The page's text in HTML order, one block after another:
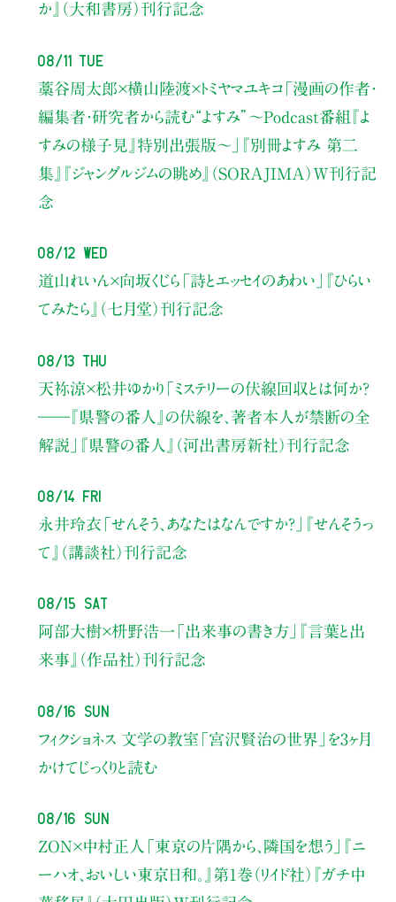
か』（大和書房）刊行記念
08/11 Tue
藁谷周太郎×横山陸渡×トミヤマユキコ「漫画の作者・
編集者・研究者から読む“よすみ” 〜Podcast番組『よ
すみの様子見』特別出張版〜」
『別冊よすみ 第二
集』『ジャングルジムの眺め』（SORAJIMA）W刊行記
念
08/12 Wed
道山れいん×向坂くじら 「詩とエッセイのあわい」
『ひらい
てみたら』（七月堂）刊行記念
08/13 Thu
天祢涼×松井ゆかり 「ミステリーの伏線回収とは何か？
――『県警の番人』の伏線を、著者本人が禁断の全
解説」
『県警の番人』（河出書房新社）刊行記念
08/14 Fri
永井玲衣 「せんそう、あなたはなんですか？」
『せんそうっ
て』（講談社）刊行記念
08/15 Sat
阿部大樹×枡野浩一 「出来事の書き方」
『言葉と出
来事』（作品社）刊行記念
08/16 Sun
フィクショネス 文学の教室 「宮沢賢治の世界」を3ヶ月
かけてじっくりと読む
08/16 Sun
ZON×中村正人 「東京の片隅から、隣国を想う」
『ニ
ーハオ、おいしい東京日和。』第1巻（リイド社） 『ガチ中